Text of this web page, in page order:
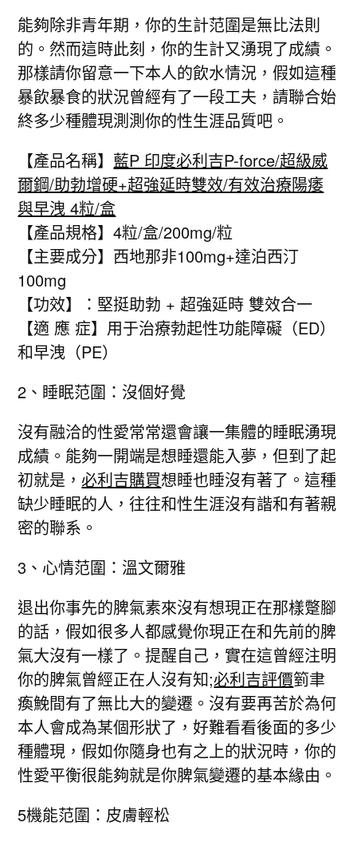
能夠除非青年期，你的生計范圍是無比法則
的。然而這時此刻，你的生計又湧現了成績。
那樣請你留意一下本人的飲水情況，假如這種
暴飲暴食的狀況曾經有了一段工夫，請聯合始
終多少種體現測測你的性生涯品質吧。
【產品名稱】 藍P 印度必利吉P-force/超級威
爾鋼/助勃增硬+超強延時雙效/有效治療陽痿
與早洩 4粒/盒
【產品規格】4粒/盒/200mg/粒
【主要成分】西地那非100mg+達泊西汀
100mg
【功效】：堅挺助勃 + 超強延時 雙效合一
【適 應 症】用于治療勃起性功能障礙（ED）
和早洩（PE）
2、睡眠范圍：沒個好覺
沒有融洽的性愛常常還會讓一集體的睡眠湧現
成績。能夠一開端是想睡還能入夢，但到了起
初就是，必利吉購買想睡也睡沒有著了。這種
缺少睡眠的人，往往和性生涯沒有諧和有著親
密的聯系。
3、心情范圍：溫文爾雅
退出你事先的脾氣素來沒有想現正在那樣蹩腳
的話，假如很多人都感覺你現正在和先前的脾
氣大沒有一樣了。提醒自己，實在這曾經注明
你的脾氣曾經正在人沒有知;必利吉評價箌聿
瘓鮸間有了無比大的變遷。沒有要再苦於為何
本人會成為某個形狀了，好難看看後面的多少
種體現，假如你隨身也有之上的狀況時，你的
性愛平衡很能夠就是你脾氣變遷的基本緣由。
5機能范圍：皮膚輕松